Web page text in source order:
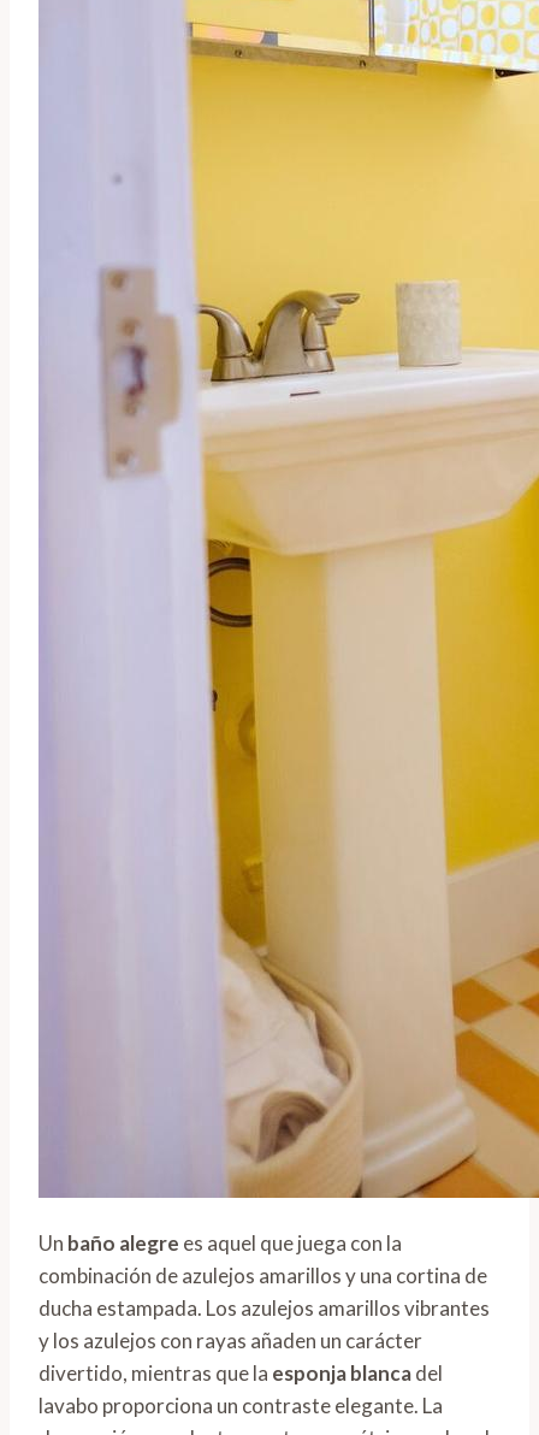
Un baño alegre es aquel que juega con la
combinación de azulejos amarillos y una cortina de
ducha estampada. Los azulejos amarillos vibrantes
y los azulejos con rayas añaden un carácter
divertido, mientras que la esponja blancadel
lavabo proporciona un contraste elegante. La